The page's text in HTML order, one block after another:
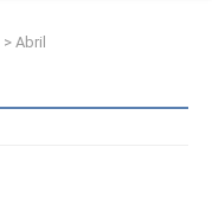
> Abril